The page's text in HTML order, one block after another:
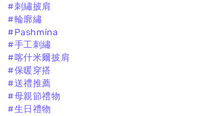
#刺繡披肩
#輪廓繡
#Pashmina
#手工刺繡
#喀什米爾披肩
#保暖穿搭
#送禮推薦
#母親節禮物
#生日禮物